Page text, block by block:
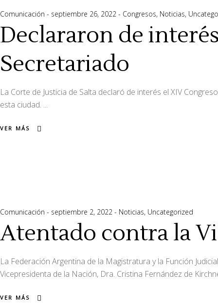
Comunicación septiembre 26, 2022 Congresos, Noticias,
Declararon de
Secretariado
La Corte de Justicia de Salta declaró de interés el XIV
esta ciudad.
VER MÁS
Comunicación septiembre 2, 2022 Noticias, Uncategorized
Atentado contra la
La Federación Argentina de la Magistratura y la Función
Vicepresidenta de la Nación, Dra. Cristina Fernández de
VER MÁS